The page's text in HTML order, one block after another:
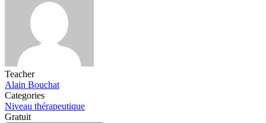
Teacher
Alain Bouchat
Categories
Niveau thérapeutique
Gratuit